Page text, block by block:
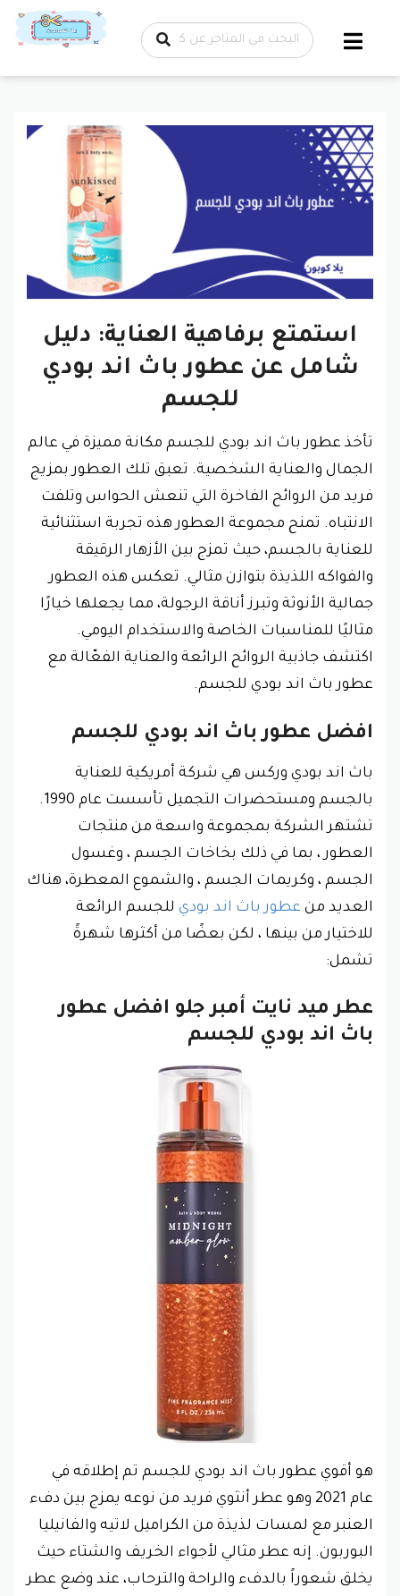
تخطي إلى
المحتوى
استمتع برفاهية العناية: دليل
شامل عن عطور باث اند بودي
للجسم
تأخذ عطور باث اند بودي للجسم مكانة مميزة في عالم
الجمال والعناية الشخصية. تعبق تلك العطور بمزيج
فريد من الروائح الفاخرة التي تنعش الحواس وتلفت
الانتباه. تمنح مجموعة العطور هذه تجربة استثنائية
للعناية بالجسم، حيث تمزج بين الأزهار الرقيقة
والفواكه اللذيذة بتوازن مثالي. تعكس هذه العطور
جمالية الأنوثة وتبرز أناقة الرجولة، مما يجعلها خيارًا
مثاليًا للمناسبات الخاصة والاستخدام اليومي.
اكتشف جاذبية الروائح الرائعة والعناية الفعّالة مع
عطور باث اند بودي للجسم.
افضل عطور باث اند بودي للجسم
باث اند بودي وركس هي شركة أمريكية للعناية
بالجسم ومستحضرات التجميل تأسست عام 1990.
تشتهر الشركة بمجموعة واسعة من منتجات
العطور ، بما في ذلك بخاخات الجسم ، وغسول
الجسم ، وكريمات الجسم ، والشموع المعطرة، هناك
العديد من عطور باث اند بودي للجسم الرائعة
للاختيار من بينها ، لكن بعضًا من أكثرها شهرةً
تشمل:
عطر ميد نايت أمبر جلو افضل عطور
باث اند بودي للجسم
هو أقوي عطور باث اند بودي للجسم تم إطلاقه في
عام 2021 وهو عطر أنثوي فريد من نوعه يمزج بين دفء
العنبر مع لمسات لذيذة من الكراميل لاتيه والفانيليا
البوربون. إنه عطر مثالي لأجواء الخريف والشتاء حيث
يخلق شعوراً بالدفء والراحة والترحاب، عند وضع عطر